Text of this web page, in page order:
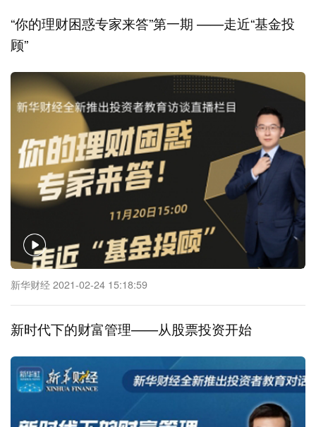
“你的理财困惑专家来答”第一期 ——走近“基金投
顾”
新华财经 2021-02-24 15:18:59
新时代下的财富管理——从股票投资开始